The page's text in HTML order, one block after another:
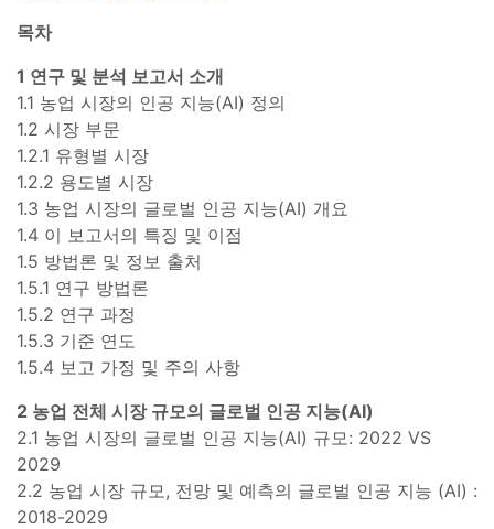
목차
1 연구 및 분석 보고서 소개
1.1 농업 시장의 인공 지능(AI) 정의
1.2 시장 부문
1.2.1 유형별 시장
1.2.2 용도별 시장
1.3 농업 시장의 글로벌 인공 지능(AI) 개요
1.4 이 보고서의 특징 및 이점
1.5 방법론 및 정보 출처
1.5.1 연구 방법론
1.5.2 연구 과정
1.5.3 기준 연도
1.5.4 보고 가정 및 주의 사항
2 농업 전체 시장 규모의 글로벌 인공 지능(AI)
2.1 농업 시장의 글로벌 인공 지능(AI) 규모: 2022 VS
2029
2.2 농업 시장 규모, 전망 및 예측의 글로벌 인공 지능 (AI) :
2018-2029